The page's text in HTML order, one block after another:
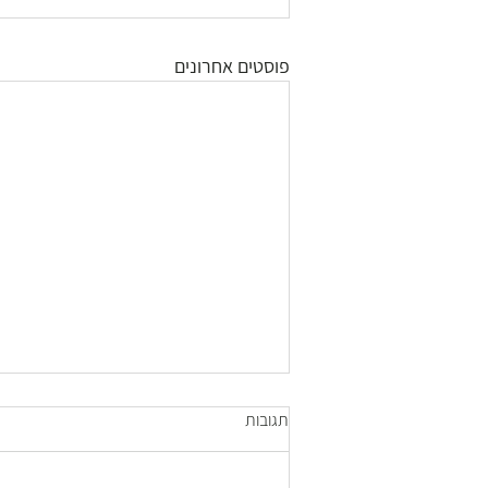
פוסטים אחרונים
תגובות